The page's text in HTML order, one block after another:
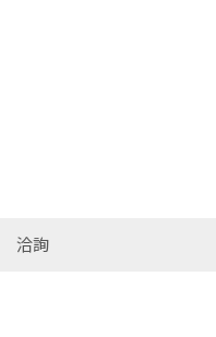
洽詢